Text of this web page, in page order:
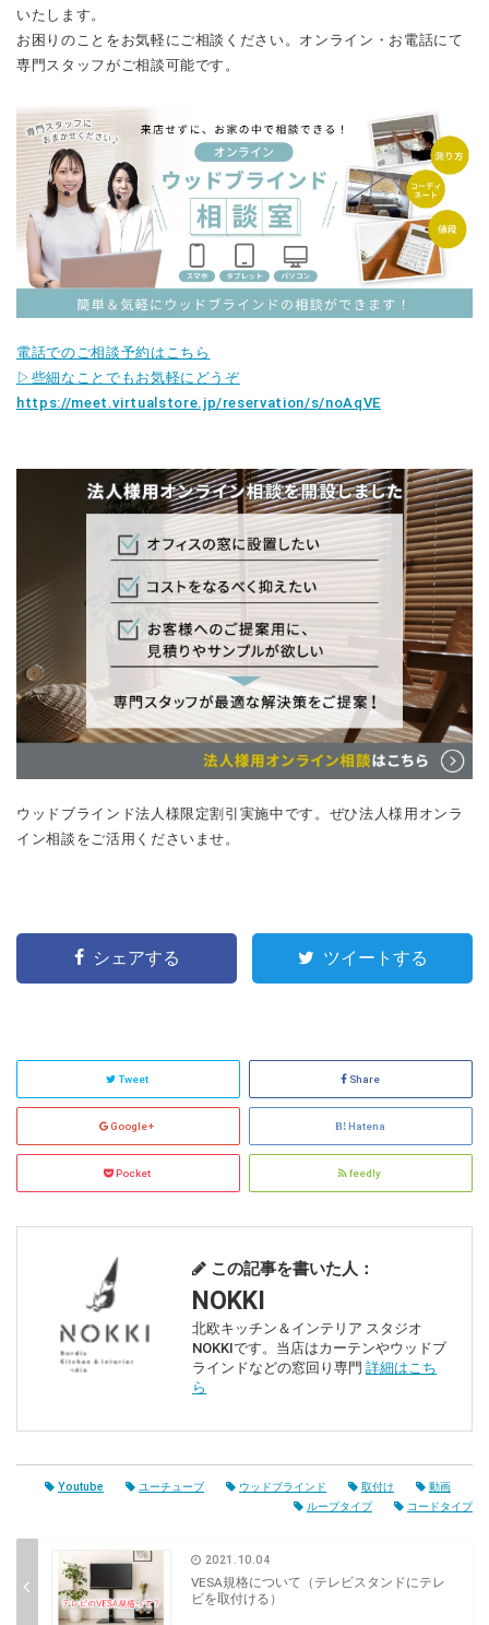
いたします。
お困りのことをお気軽にご相談ください。オンライン・お電話にて
専門スタッフがご相談可能です。
電話でのご相談予約はこちら
▷些細なことでもお気軽にどうぞ
https://meet.virtualstore.jp/reservation/s/noAqVE
ウッドブラインド法人様限定割引実施中です。ぜひ法人様用オンラ
イン相談をご活用くださいませ。
シェアする ツイートする
Tweet Share
Google+ Hatena
Pocket feedly
この記事を書いた人：
NOKKI
北欧キッチン＆インテリア スタジオ
NOKKIです。当店はカーテンやウッドブ
ラインドなどの窓回り専門 詳細はこち
ら
Youtube ユーチューブ ウッドブラインド 取付け
動画
ループタイプ
コードタイプ
2021.10.04
VESA規格について（テレビスタンドにテレ
ビを取付ける）